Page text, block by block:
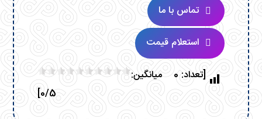
تماس با ما
استعلام قیمت
[تعداد: 0 میانگین:
0/5]